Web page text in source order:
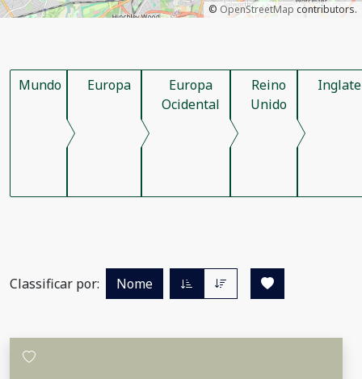
© OpenStreetMap contributors.
Mundo Europa
Europa
Ocidental
Reino
Unido
Classificar por: Nome